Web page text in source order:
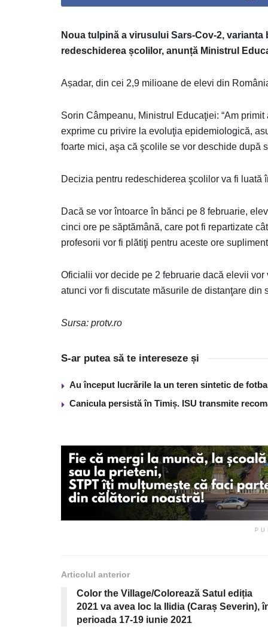
Noua tulpină a virusului Sars-Cov-2,
redeschiderea școlilor, anunță Ministrul
Așadar, din cei 2,9 milioane de elevi din
Sorin Câmpeanu, Ministrul Educaţiei: “Am
exprime cu privire la evoluţia epidemiologică,
foarte mici, aşa că şcolile se vor deschide după
Decizia pentru redeschiderea şcolilor va fi
Dacă se vor întoarce în bănci pe 8 februarie,
cinci ore pe săptămână, care pot fi repartizate
profesorii vor fi plătiţi pentru aceste ore
Oficialii vor decide pe 2 februarie dacă elevii
atunci vor fi discutate măsurile de distanţare din
Sursa: protv.ro
S-ar putea să te intereseze și
Au început lucrările la un teren sintetic de
Canicula persistă în Timiș. ISU transmite
Articolul anterior
Color the Village/Colorează Satul ediția
2021 va avea loc la Ilidia (Caraș Severin),
perioada 17-19 iunie 2021